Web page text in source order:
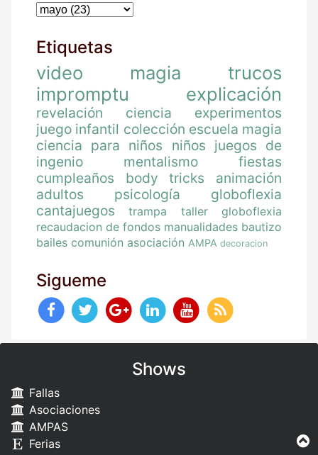
Etiquetas
video magia
trucos
impromptu
explicación
revelación ciencia
experimentos
juego infantil colección escuela magia
ciencia para niños
niños juegos de
ingenio
mentalismo
fiestas
cumpleaños
body tricks
animación
adultos
psicología
globoflexia
cantajuegos
trampa
taller globoflexia
recaudacion de fondos manualidades bautizo
bailes comunión asociación AMPA decoracion
Sigueme
Shows
Fallas
Asociaciones
AMPAS
Ferias